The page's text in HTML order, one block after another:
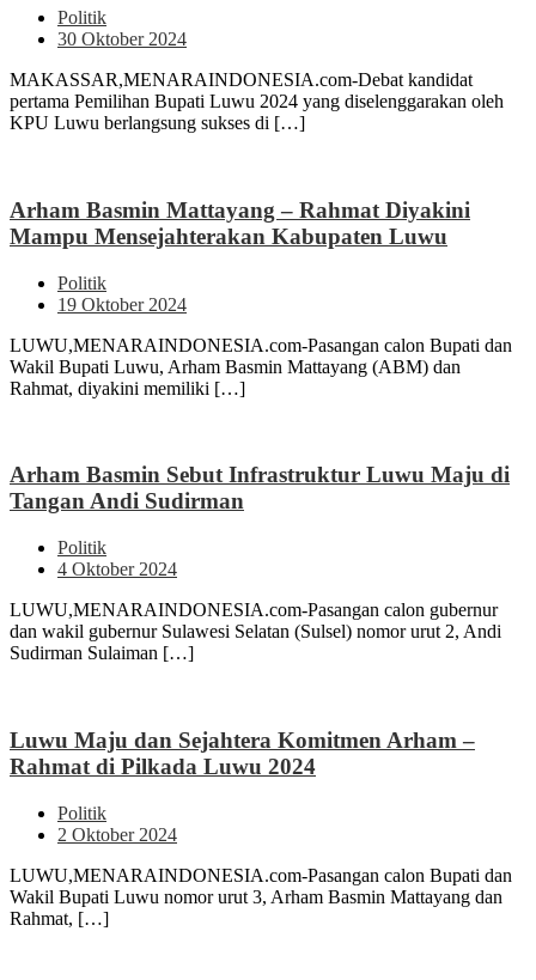
Politik
30 Oktober 2024
MAKASSAR,MENARAINDONESIA.com-Debat kandidat
pertama Pemilihan Bupati Luwu 2024 yang diselenggarakan oleh
KPU Luwu berlangsung sukses di […]
Arham Basmin Mattayang – Rahmat Diyakini
Mampu Mensejahterakan Kabupaten Luwu
Politik
19 Oktober 2024
LUWU,MENARAINDONESIA.com-Pasangan calon Bupati dan
Wakil Bupati Luwu, Arham Basmin Mattayang (ABM) dan
Rahmat, diyakini memiliki […]
Arham Basmin Sebut Infrastruktur Luwu Maju di
Tangan Andi Sudirman
Politik
4 Oktober 2024
LUWU,MENARAINDONESIA.com-Pasangan calon gubernur
dan wakil gubernur Sulawesi Selatan (Sulsel) nomor urut 2, Andi
Sudirman Sulaiman […]
Luwu Maju dan Sejahtera Komitmen Arham –
Rahmat di Pilkada Luwu 2024
Politik
2 Oktober 2024
LUWU,MENARAINDONESIA.com-Pasangan calon Bupati dan
Wakil Bupati Luwu nomor urut 3, Arham Basmin Mattayang dan
Rahmat, […]